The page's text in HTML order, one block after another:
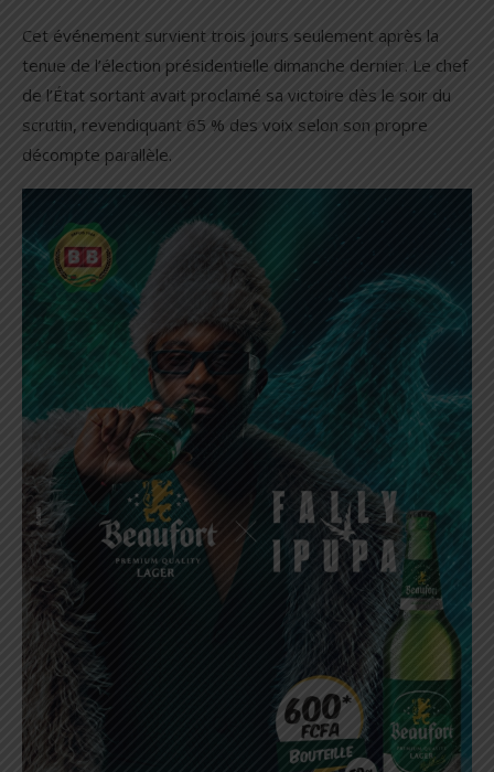
Cet événement survient trois jours seulement après la
tenue de l’élection présidentielle dimanche dernier. Le chef
de l’État sortant avait proclamé sa victoire dès le soir du
scrutin, revendiquant 65 % des voix selon son propre
décompte parallèle.